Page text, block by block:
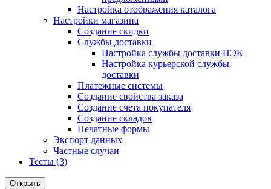
Настройка отображения каталога
Настройки магазина
Создание скидки
Службы доставки
Настройка службы доставки ПЭК
Настройка курьерской службы
доставки
Платежные системы
Создание свойства заказа
Создание счета покупателя
Создание складов
Печатные формы
Экспорт данных
Частные случаи
Тесты (3)
Открыть